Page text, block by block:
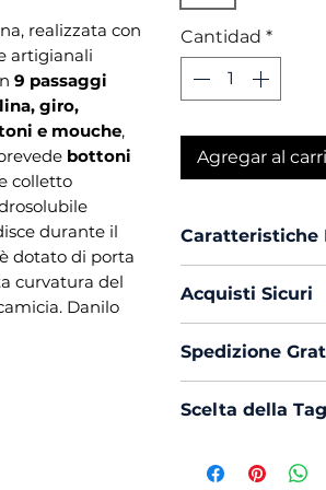
realizzata con
artigianali
9 passaggi
giro,
e mouche,
bottoni
colletto
durante il
dotato di porta
curvatura del
Danilo
Cantidad *
Agregar al
Caratteristiche
Passaggi a
Collo :
Polso :
Bottoni :
Titolo
Produzione :
Acquisti Sicuri
con PayPal o
Spedizione
Scelta della
aiuteremo ad